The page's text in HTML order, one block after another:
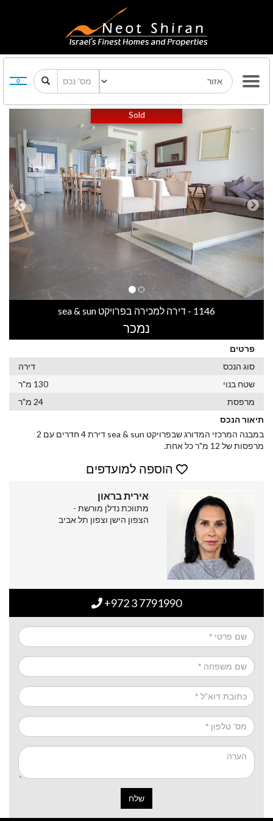
Sold
Previous Next
1146 - דירה למכירה בפרויקט sea & sun
נמכר
פרטים
סוג הנכס
דירה
שטח בנוי
130 מ"ר
מרפסת
24 מ"ר
תיאור הנכס
במבנה המרכזי המדורג שבפרויקט sea & sun דירת 4 חדרים עם 2
מרפסות של 12 מ"ר כל אחת.
הוספה למועדפים
אירית בראון
מתווכת נדלן מורשת -
הצפון הישן וצפון תל אביב
+972 3 7791990
שלח